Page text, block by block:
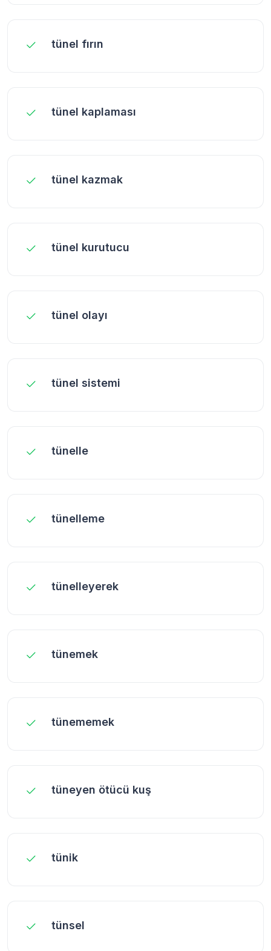
tünel fırın
tünel kaplaması
tünel kazmak
tünel kurutucu
tünel olayı
tünel sistemi
tünelle
tünelleme
tünelleyerek
tünemek
tünememek
tüneyen ötücü kuş
tünik
tünsel